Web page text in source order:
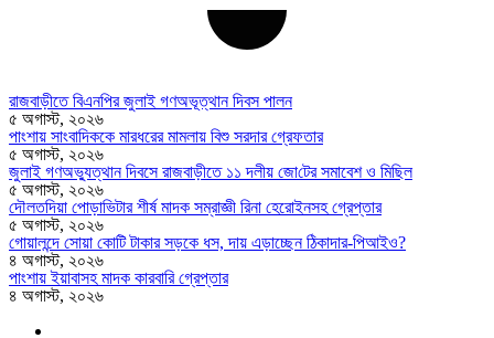
রাজবাড়ীতে বিএন‌পির জুলাই গণঅভূত্থান দিবস পালন
৫ অগাস্ট, ২০২৬
পাংশায় সাংবাদিককে মারধরের মামলায় বিশু সরদার গ্রেফতার
৫ অগাস্ট, ২০২৬
জুলাই গণঅভ্যুত্থান দিবসে রাজবাড়ীতে ১১ দলীয় জো‌টের সমাবেশ ও মি‌ছিল
৫ অগাস্ট, ২০২৬
দৌলতদিয়া পোড়াভিটার শীর্ষ মাদক সম্রাজ্ঞী রিনা হেরোইনসহ গ্রেপ্তার
৫ অগাস্ট, ২০২৬
গোয়ালন্দে সোয়া কোটি টাকার সড়কে ধস, দায় এড়াচ্ছেন ঠিকাদার-পিআইও?
৪ অগাস্ট, ২০২৬
পাংশায় ইয়াবাসহ মাদক কারবারি গ্রেপ্তার
৪ অগাস্ট, ২০২৬